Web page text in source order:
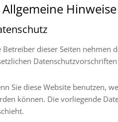
Allgemeine
Betreiber dieser Seiten nehmen
Sie diese Website benutzen,
können. Die vorliegende